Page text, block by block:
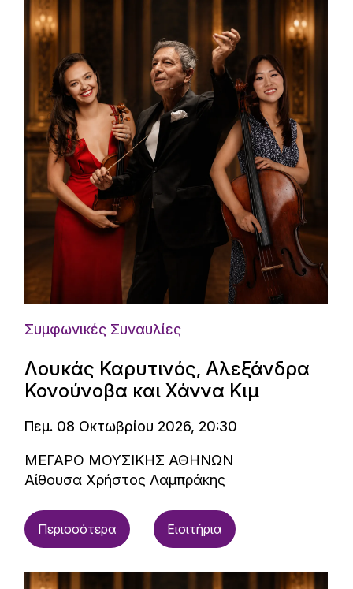
Συμφωνικές Συναυλίες
Λουκάς Καρυτινός, Αλεξάνδρα
Κονούνοβα και Χάννα Κιμ
Πεμ. 08 Οκτωβρίου 2026, 20:30
ΜΕΓΑΡΟ ΜΟΥΣΙΚΗΣ ΑΘΗΝΩΝ
Αίθουσα Χρήστος Λαμπράκης
Περισσότερα Εισιτήρια